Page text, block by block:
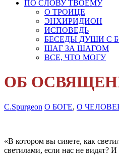
ПО СЛОВУ ТВОЕМУ
О ТРОИЦЕ
ЭНХИРИДИОН
ИСПОВЕДЬ
БЕСЕДЫ ДУШИ С
ШАГ ЗА ШАГОМ
ВСЕ, ЧТО МОГУ
ОБ
C.Spurgeon О БОГЕ, О
«В котором вы сияете, как
светилами, если нас не видят?